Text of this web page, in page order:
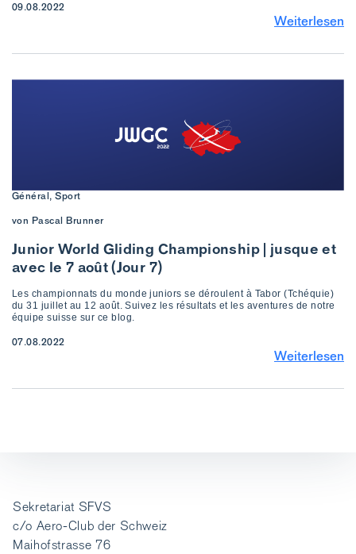
09.08.2022
Weiterlesen
Général, Sport
von Pascal Brunner
Junior World Gliding Championship | jusque et
avec le 7 août (Jour 7)
Les championnats du monde juniors se déroulent à Tabor (Tchéquie)
du 31 juillet au 12 août. Suivez les résultats et les aventures de notre
équipe suisse sur ce blog.
07.08.2022
Weiterlesen
Sekretariat SFVS
c/o Aero-Club der Schweiz
Maihofstrasse 76